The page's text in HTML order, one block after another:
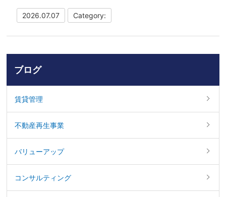
2026.07.07 Category:
ブログ
賃貸管理
不動産再生事業
バリューアップ
コンサルティング